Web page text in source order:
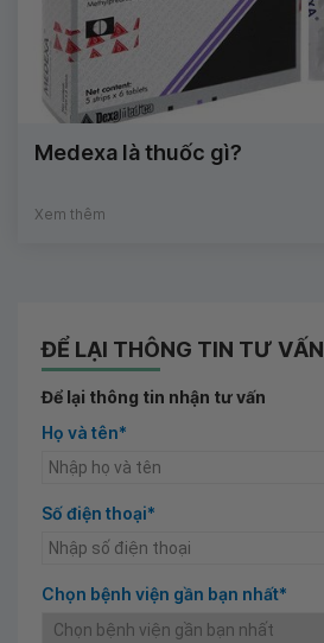
Medexa là thuốc gì?
Xem thêm
ĐỂ LẠI THÔNG TIN TƯ VẤN
Để lại thông tin nhận tư vấn
Họ và tên*
Số điện thoại*
Chọn bệnh viện gần bạn nhất*